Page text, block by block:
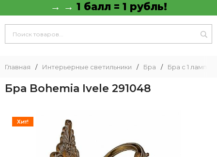
→ → 1 балл = 1 рубль!
Главная / Интерьерные светильники / Бра / Бра с 1 лампой
Бра Bohemia Ivele 291048
Хит!